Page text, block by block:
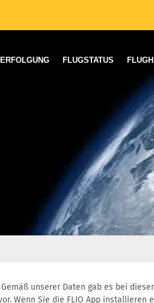
FLUGSTATUS
unserer Daten gab es bei
Wenn Sie die FLIO App installieren